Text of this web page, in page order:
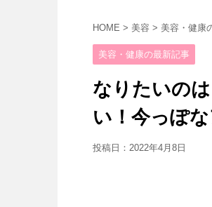
HOME > 美容 > 美容・健康
美容・健康の最新記事
なりたいの
い！今っぽ
投稿日： 2022年4月8日